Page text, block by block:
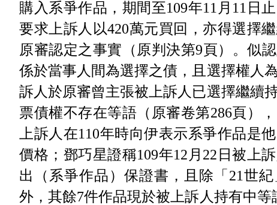
購入系爭作品，期間至109年11月11日
要求上訴人以420萬元買回，亦得選擇
原審認定之事實（原判決第9頁）。似
係於當事人間為選擇之債，且選擇權人
訴人於原審曾主張被上訴人已選擇繼續
票債權不存在等語（原審卷第286頁）
上訴人在110年時向伊表示系爭作品是
價格；鄧巧星證稱109年12月22日被上
出（系爭作品）保證書，且除「21世紀
外，其餘7件作品現於被上訴人持有中等